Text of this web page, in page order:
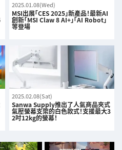
2025.01.08(Wed)
MSI出展「CES 2025」新產品！最新AI
創新「MSI Claw 8 AI+」「AI Robot」
等登場
2025.02.08(Sat)
Sanwa Supply推出了人氣商品夾式
氣壓螢幕支架的白色款式！支援最大3
2吋12kg的螢幕！